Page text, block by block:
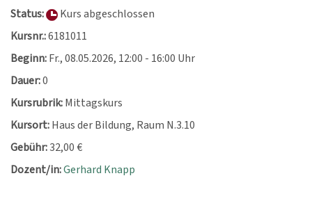
Status:
Kurs abgeschlossen
Kursnr.:6181011
Beginn:Fr., 08.05.2026, 12:00 - 16:00 Uhr
Dauer:0
Kursrubrik:Mittagskurs
Kursort:Haus der Bildung, Raum N.3.10
Gebühr:32,00 €
Dozent/in:Gerhard Knapp